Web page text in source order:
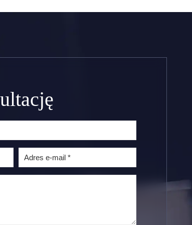
nieodpisywanie na maile –
czytaj więcej..